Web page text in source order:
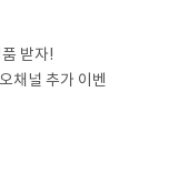
받자!
채널 추가 이벤